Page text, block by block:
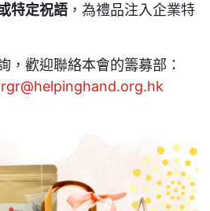
特定祝語 ，為禮品注入企業特
，歡迎聯絡本會的籌募部：